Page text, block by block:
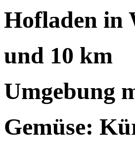
Hofladen in
und 10 km
Umgebung
Gemüse: